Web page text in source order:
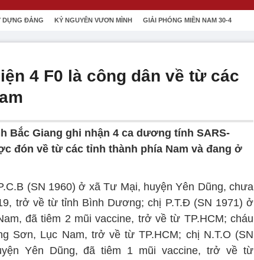
DỰNG ĐẢNG KỶ NGUYÊN VƯƠN MÌNH GIẢI PHÓNG MIỀN NAM 30-4
4 F0 là công dân về từ các
Bắc Giang ghi nhận 4 ca dương tính SARS-
đón về từ các tỉnh thành phía Nam và đang ở
(SN 1960) ở xã Tư Mại, huyện Yên Dũng, chưa
trở về từ tỉnh Bình Dương; chị P.T.Đ (SN 1971) ở
đã tiêm 2 mũi vaccine, trở về từ TP.HCM; cháu
Sơn, Lục Nam, trở về từ TP.HCM; chị N.T.O (SN
Yên Dũng, đã tiêm 1 mũi vaccine, trở về từ